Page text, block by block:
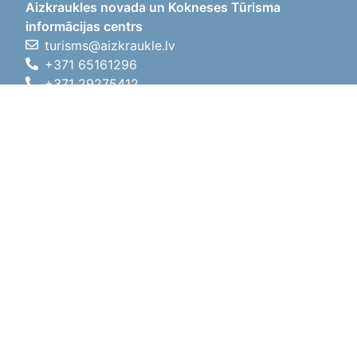
Aizkraukles novada un Kokneses Tūrisma
informācijas centrs
turisms@aizkraukle.lv
+371 65161296
+371 29275412